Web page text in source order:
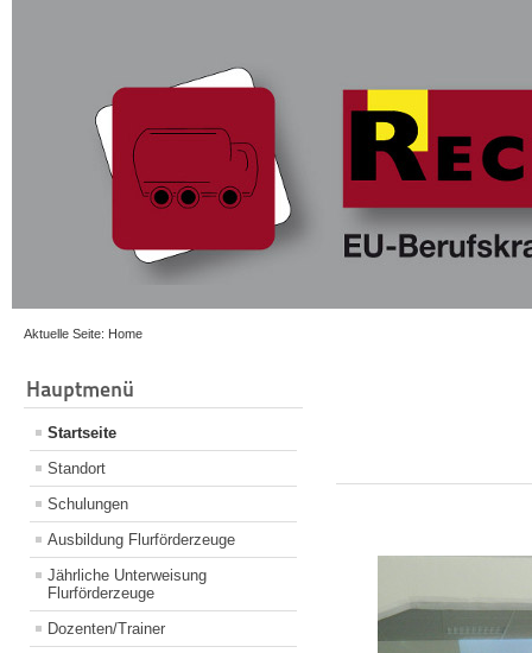
Aktuelle Seite: Home
Hauptmenü
Startseite
Standort
Schulungen
Ausbildung Flurförderzeuge
Jährliche Unterweisung
Flurförderzeuge
Dozenten/Trainer